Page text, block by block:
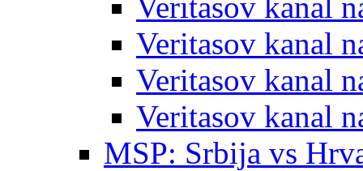
Veritasov kanal
Veritasov kanal
Veritasov kanal
MSP: Srbija vs